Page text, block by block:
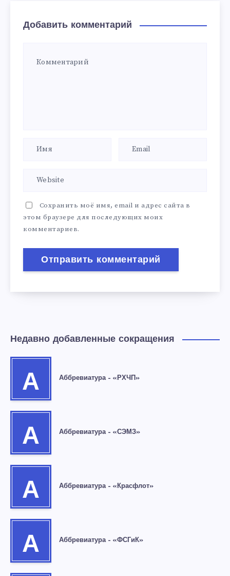
Добавить комментарий
Сохранить моё имя, email и адрес сайта в
этом браузере для последующих моих
комментариев.
Недавно добавленные сокращения
А Аббревиатура – «РХЧП»
А Аббревиатура – «СЭМЗ»
А Аббревиатура – «Красфлот»
А Аббревиатура – «ФСГиК»